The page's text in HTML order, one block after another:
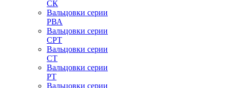
СК
Вальцовки серии
РВА
Вальцовки серии
СРТ
Вальцовки серии
СТ
Вальцовки серии
РТ
Вальцовки серии